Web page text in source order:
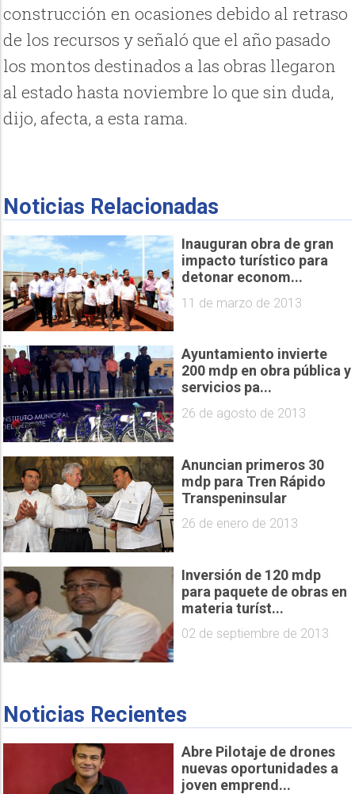
construcción en ocasiones debido al retraso
de los recursos y señaló que el año pasado
los montos destinados a las obras llegaron
al estado hasta noviembre lo que sin duda,
dijo, afecta, a esta rama.
Noticias Relacionadas
Inauguran obra de gran
impacto turístico para
detonar econom...
11 de marzo de 2013
Ayuntamiento invierte
200 mdp en obra pública y
servicios pa...
26 de agosto de 2013
Anuncian primeros 30
mdp para Tren Rápido
Transpeninsular
26 de enero de 2013
Inversión de 120 mdp
para paquete de obras en
materia turíst...
02 de septiembre de 2013
Noticias Recientes
Abre Pilotaje de drones
nuevas oportunidades a
joven emprend...